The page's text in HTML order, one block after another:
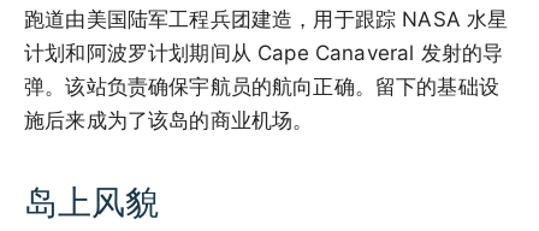
跑道由美国陆军工程兵团建造，用于跟踪 NASA 水星
计划和阿波罗计划期间从 Cape Canaveral 发射的导
弹。该站负责确保宇航员的航向正确。留下的基础设
施后来成为了该岛的商业机场。
岛上风貌